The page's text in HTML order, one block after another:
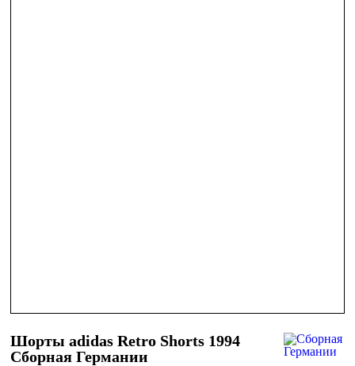
Шорты adidas Retro Shorts 1994
Сборная Германии